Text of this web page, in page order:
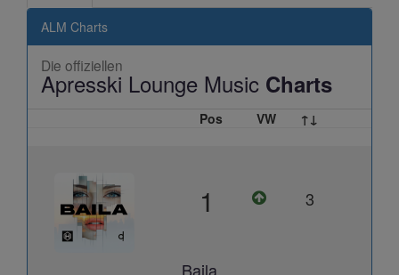
ALM Charts
Die offiziellen
Apresski Lounge Music Charts
Pos VW ↑↓
1 3
Baila